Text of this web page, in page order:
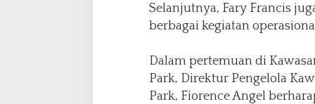
Selanjutnya, Fary Francis
berbagai kegiatan
Dalam pertemuan di
Park, Direktur Pengelola
Park, Fiorence Angel